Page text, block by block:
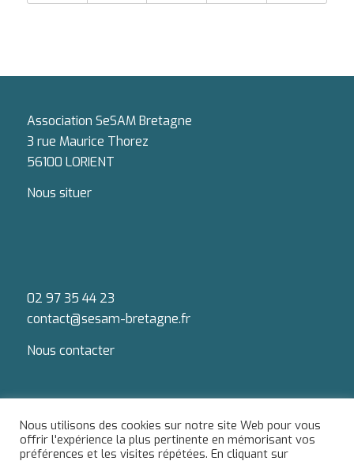
Association SeSAM Bretagne
3 rue Maurice Thorez
56100 LORIENT
Nous situer
02 97 35 44 23
contact@sesam-bretagne.fr
Nous contacter
Du lundi au jeudi : 9h-12h / 13h-18h
Nous utilisons des cookies sur notre site Web pour vous
offrir l'expérience la plus pertinente en mémorisant vos
préférences et les visites répétées. En cliquant sur